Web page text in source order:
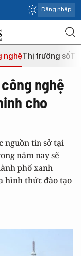
Đăng nhập
nghệThị trường số
nghệ
cho
nguồn tin sở tại
năm nay sẽ
phố xanh
hình thức đào tạo